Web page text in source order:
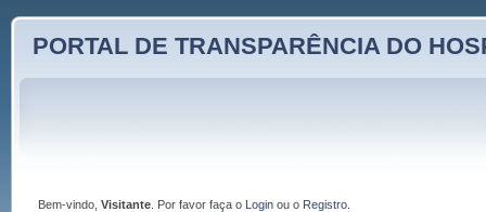
PORTAL DE TRANSPARÊNCIA DO
Bem-vindo, Visitante. Por favor faça o Loginou o Registro.